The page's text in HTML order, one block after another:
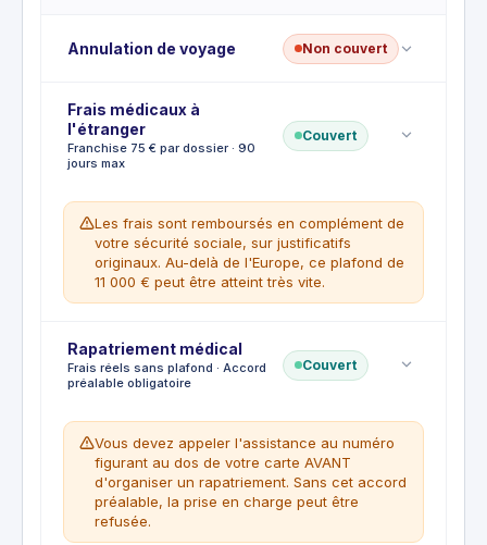
Annulation de voyage Non couvert
L'annulation de voyage n'est pas couverte par la
Mastercard Standard : les frais engagés en cas
d'annulation restent à votre charge.
Frais médicaux à
l'étranger
Franchise 75 € par dossier · 90
jours max
Couvert
Les frais sont remboursés en complément de
votre sécurité sociale, sur justificatifs
originaux. Au-delà de l'Europe, ce plafond de
11 000 € peut être atteint très vite.
Franchise:€75
CE QUI EST COUVERT
de moins de 25 ans fiscalement à charge,
ascendants invalides
Frais d'hospitalisation et soins d'urgence à
l'étranger
Frais dentaires d'urgence jusqu'à 155 €
Rapatriement médical
Frais réels sans plafond · Accord
préalable obligatoire
Couvert
Vous devez appeler l'assistance au numéro
figurant au dos de votre carte AVANT
d'organiser un rapatriement. Sans cet accord
préalable, la prise en charge peut être
refusée.